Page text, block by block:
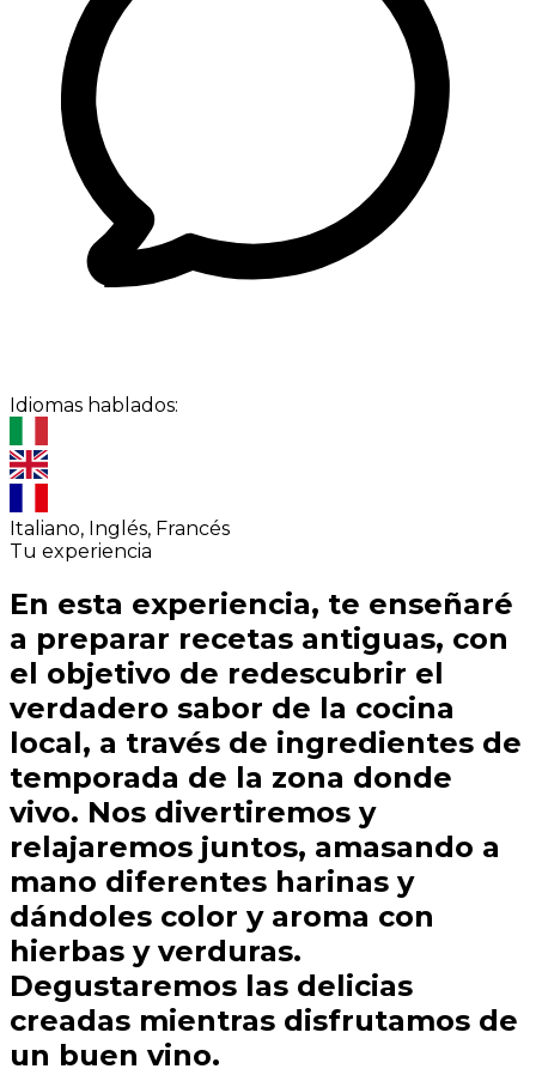
Idiomas hablados:
Italiano, Inglés, Francés
Tu experiencia
En esta experiencia, te enseñaré
a preparar recetas antiguas, con
el objetivo de redescubrir el
verdadero sabor de la cocina
local, a través de ingredientes de
temporada de la zona donde
vivo. Nos divertiremos y
relajaremos juntos, amasando a
mano diferentes harinas y
dándoles color y aroma con
hierbas y verduras.
Degustaremos las delicias
creadas mientras disfrutamos de
un buen vino.